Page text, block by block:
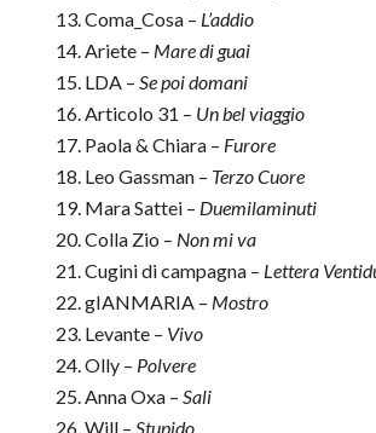
Coma_Cosa – L’addio
Ariete – Mare di guai
LDA – Se poi domani
Articolo 31 – Un bel viaggio
Paola & Chiara – Furore
Leo Gassman – Terzo Cuore
Mara Sattei – Duemilaminuti
Colla Zio – Non mi va
Cugini di campagna – Lettera
gIANMARIA – Mostro
Levante – Vivo
Olly – Polvere
Anna Oxa – Sali
Will – Stupido